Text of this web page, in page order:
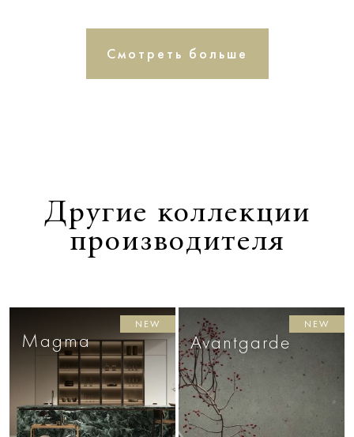
Смотреть больше
Другие коллекции
производителя
Magma
NEW
Avantgarde
NEW